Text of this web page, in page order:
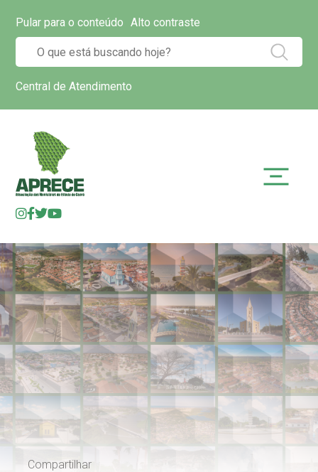
Pular para o conteúdo Alto contraste
Central de Atendimento
Compartilhar